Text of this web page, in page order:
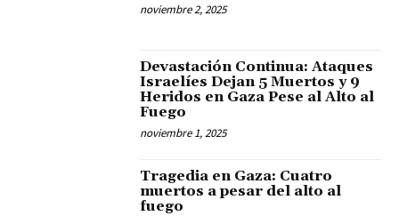
noviembre 2, 2025
Devastación Continua: Ataques
Israelíes Dejan 5 Muertos y 9
Heridos en Gaza Pese al Alto al
Fuego
noviembre 1, 2025
Tragedia en Gaza: Cuatro
muertos a pesar del alto al
fuego